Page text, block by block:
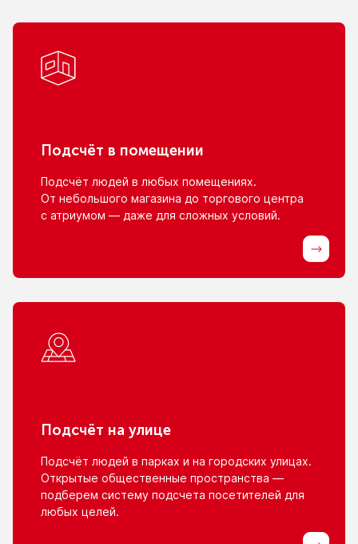
Подсчёт в помещении
Подсчёт людей в любых помещениях.
От небольшого магазина до торгового центра
с атриумом — даже для сложных условий.
Подсчёт на улице
Подсчёт людей в парках и на городских улицах.
Открытые общественные пространства —
подберем систему подсчета посетителей для
любых целей.